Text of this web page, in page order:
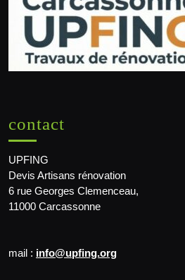
contact
UPFING
Devis Artisans rénovation
6 rue Georges Clemenceau,
11000 Carcassonne
mail : info@upfing.org